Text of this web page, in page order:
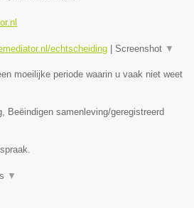
echtscheiding | Screenshot ▼
moeilijke periode waarin u vaak niet weet
Beëindigen samenleving/geregistreerd
▼